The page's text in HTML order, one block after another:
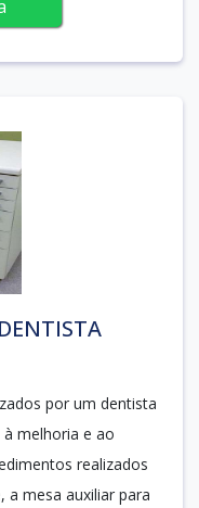
por um dentista
melhoria e ao
realizados
mesa auxiliar para